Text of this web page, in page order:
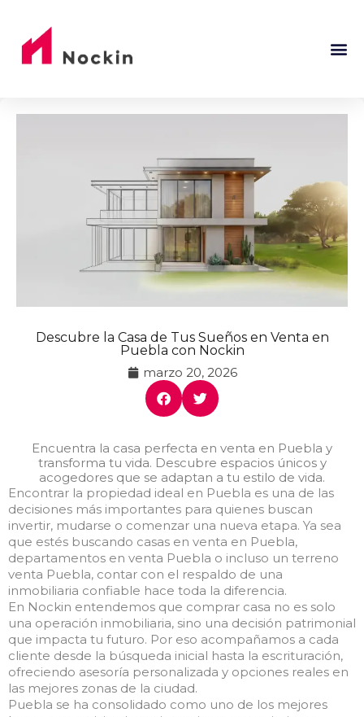
Descubre la Casa de Tus Sueños en Venta en
Puebla con Nockin
marzo 20, 2026
Encuentra la casa perfecta en venta en Puebla y
transforma tu vida. Descubre espacios únicos y
acogedores que se adaptan a tu estilo de vida.
Encontrar la propiedad ideal en Puebla es una de las
decisiones más importantes para quienes buscan
invertir, mudarse o comenzar una nueva etapa. Ya sea
que estés buscando casas en venta en Puebla,
departamentos en venta Puebla o incluso un terreno
venta Puebla, contar con el respaldo de una
inmobiliaria confiable hace toda la diferencia.
En Nockin entendemos que comprar casa no es solo
una operación inmobiliaria, sino una decisión patrimonial
que impacta tu futuro. Por eso acompañamos a cada
cliente desde la búsqueda inicial hasta la escrituración,
ofreciendo asesoría personalizada y opciones reales en
las mejores zonas de la ciudad.
Puebla se ha consolidado como uno de los mejores